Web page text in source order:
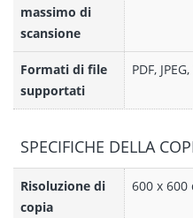
massimo di
scansione
Formati di file
supportati
PDF,
SPECIFICHE DELLA
Risoluzione di
copia
600 x 600